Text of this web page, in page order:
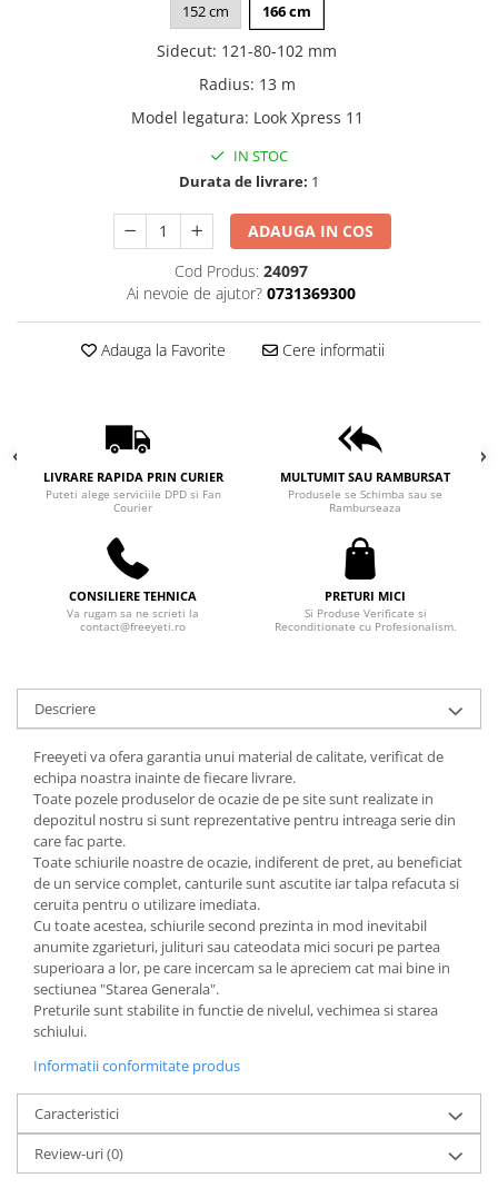
152 cm 166 cm
Sidecut: 121-80-102 mm
Radius: 13 m
Model legatura: Look Xpress 11
IN STOC
Durata de livrare: 1
ADAUGA IN COS
Cod Produs: 24097
Ai nevoie de ajutor? 0731369300
Adauga la Favorite Cere informatii
LIVRARE RAPIDA PRIN CURIER
Puteti alege serviciile DPD si Fan
Courier
MULTUMIT SAU RAMBURSAT
Produsele se Schimba sau se
Ramburseaza
CONSILIERE TEHNICA
Va rugam sa ne scrieti la
contact@freeyeti.ro
PRETURI MICI
Si Produse Verificate si
Reconditionate cu Profesionalism.
Descriere
Freeyeti va ofera garantia unui material de calitate, verificat de
echipa noastra inainte de fiecare livrare.
Toate pozele produselor de ocazie de pe site sunt realizate in
depozitul nostru si sunt reprezentative pentru intreaga serie din
care fac parte.
Toate schiurile noastre de ocazie, indiferent de pret, au beneficiat
de un service complet, canturile sunt ascutite iar talpa refacuta si
ceruita pentru o utilizare imediata.
Cu toate acestea, schiurile second prezinta in mod inevitabil
anumite zgarieturi, julituri sau cateodata mici socuri pe partea
superioara a lor, pe care incercam sa le apreciem cat mai bine in
sectiunea "Starea Generala".
Preturile sunt stabilite in functie de nivelul, vechimea si starea
schiului.
Informatii conformitate produs
Caracteristici
Review-uri(0)